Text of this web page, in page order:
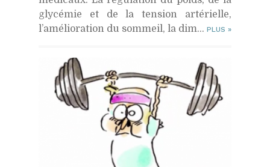
glycémie et de la tension artérielle,
l’amélioration du sommeil, la dim... PLUS »